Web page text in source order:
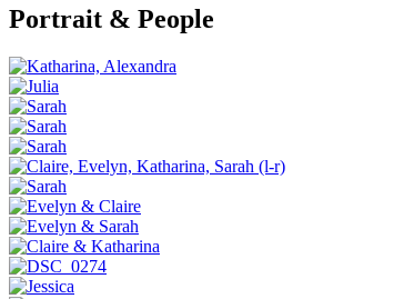
Portrait & People